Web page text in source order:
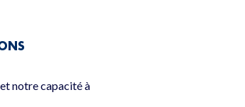
notre capacité à